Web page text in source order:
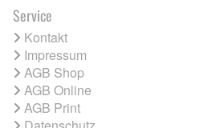
Service
Kontakt
Impressum
AGB Shop
AGB Online
AGB Print